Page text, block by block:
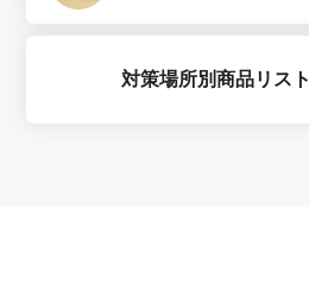
対策場所別商品リスト